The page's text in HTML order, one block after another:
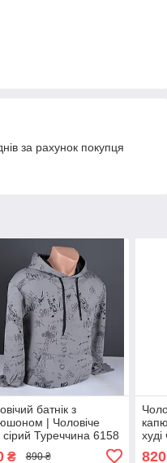
за рахунок покупця
батнік з
| Чоловіче
сірий Туреччина 6158
₴ 890 ₴ 820